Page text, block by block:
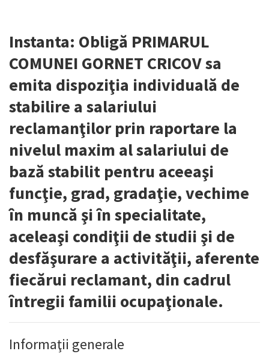
Instanta: Obligă PRIMARUL
COMUNEI GORNET CRICOV sa
emita dispoziţia individuală de
stabilire a salariului
reclamanţilor prin raportare la
nivelul maxim al salariului de
bază stabilit pentru aceeaşi
funcţie, grad, gradaţie, vechime
în muncă şi în specialitate,
aceleaşi condiţii de studii şi de
desfăşurare a activităţii, aferente
fiecărui reclamant, din cadrul
întregii familii ocupaţionale.
Informaţii generale